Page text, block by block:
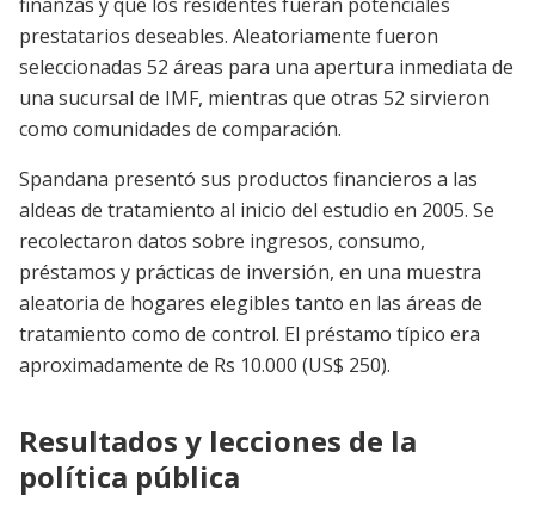
finanzas y que los residentes fueran potenciales
prestatarios deseables. Aleatoriamente fueron
seleccionadas 52 áreas para una apertura inmediata de
una sucursal de IMF, mientras que otras 52 sirvieron
como comunidades de comparación.
Spandana presentó sus productos financieros a las
aldeas de tratamiento al inicio del estudio en 2005. Se
recolectaron datos sobre ingresos, consumo,
préstamos y prácticas de inversión, en una muestra
aleatoria de hogares elegibles tanto en las áreas de
tratamiento como de control. El préstamo típico era
aproximadamente de Rs 10.000 (US$ 250).
Resultados y lecciones de la
política pública